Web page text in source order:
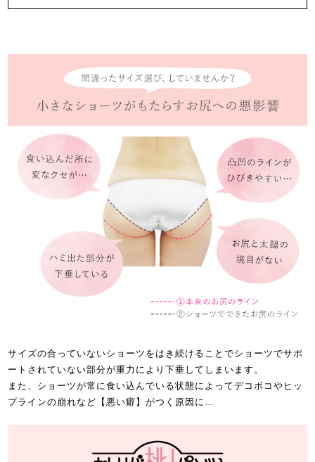
サイズの合っていないショーツをはき続けることでショーツでサポ
ートされていない部分が重力により下垂してしまいます。
また、ショーツが常に食い込んでいる状態によってデコボコやヒッ
プラインの崩れなど【悪い癖】がつく原因に…